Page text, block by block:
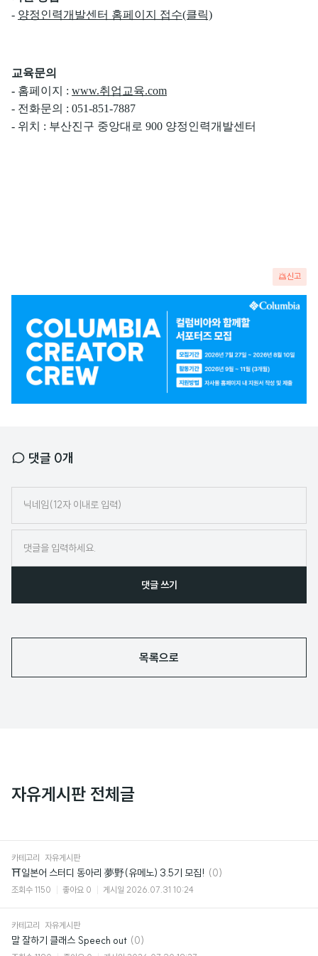
- 양정인력개발센터 홈페이지 접수(클릭)
교육문의
- 홈페이지 : www.취업교육.com
- 전화문의 : 051-851-7887
- 위치 : 부산진구 중앙대로 900 양정인력개발센터
신고
댓글 0개
임
댓글 쓰기
목록으로
자유게시판 전체글
카테고리 자유게시판
⛩일본어 스터디 동아리 夢野(유메노) 3.5기 모집! 댓
(0)
조회수 1150 좋아요 0 게시일 2026.07.31 10:24
카테고리 자유게시판
말 잘하기 클래스 Speech out 댓
글
(0)